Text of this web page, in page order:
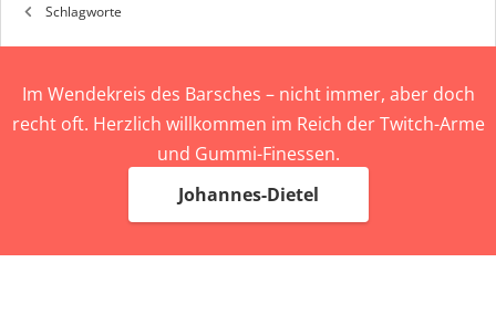
Schlagworte
Im Wendekreis des Barsches – nicht immer, aber doch
recht oft. Herzlich willkommen im Reich der Twitch-Arme
und Gummi-Finessen.
Johannes-Dietel